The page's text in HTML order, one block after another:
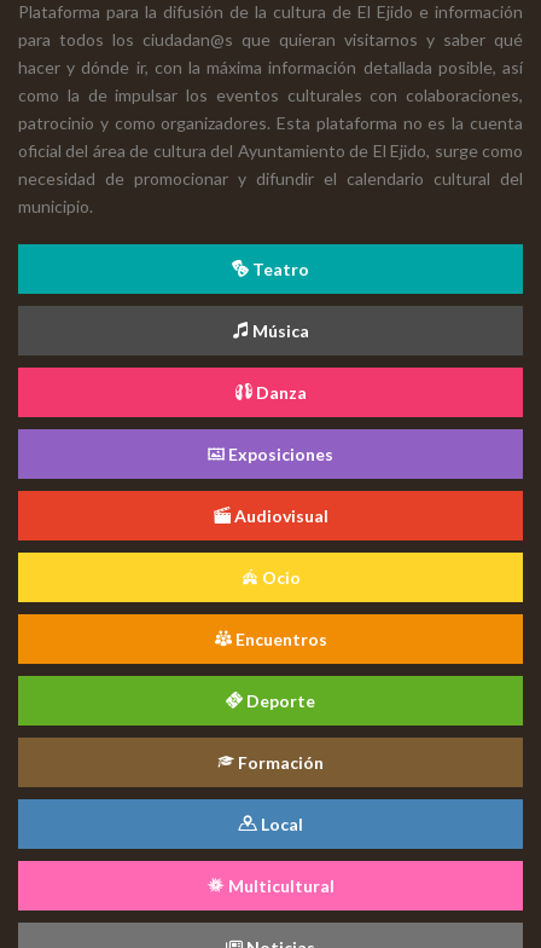
Plataforma para la difusión de la cultura de El Ejido e información
para todos los ciudadan@s que quieran visitarnos y saber qué
hacer y dónde ir, con la máxima información detallada posible, así
como la de impulsar los eventos culturales con colaboraciones,
patrocinio y como organizadores. Esta plataforma no es la cuenta
oficial del área de cultura del Ayuntamiento de El Ejido, surge como
necesidad de promocionar y difundir el calendario cultural del
municipio.
Teatro
Música
Danza
Exposiciones
Audiovisual
Ocio
Encuentros
Deporte
Formación
Local
Multicultural